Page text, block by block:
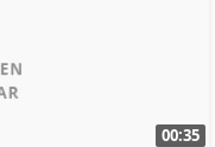
00:35